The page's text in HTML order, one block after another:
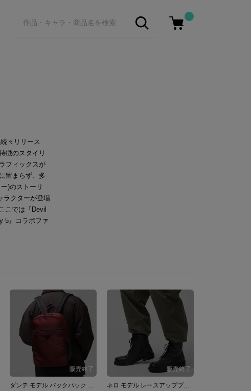
々リリース
徴のスタイリ
フィックスが
留まらず、多
)のストーリ
ラクターが登場
こでは『Devil
5』コラボファ
ダンテ モデル バックパック Devil May Cry 5 ネロ モデル レースアップブーツ Devil May Cry 5